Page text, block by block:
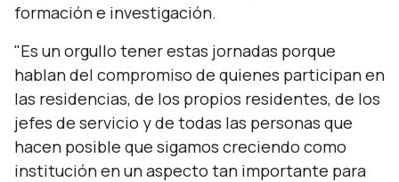
formación e investigación.
"Es un orgullo tener estas jornadas porque
hablan del compromiso de quienes participan en
las residencias, de los propios residentes, de los
jefes de servicio y de todas las personas que
hacen posible que sigamos creciendo como
institución en un aspecto tan importante para